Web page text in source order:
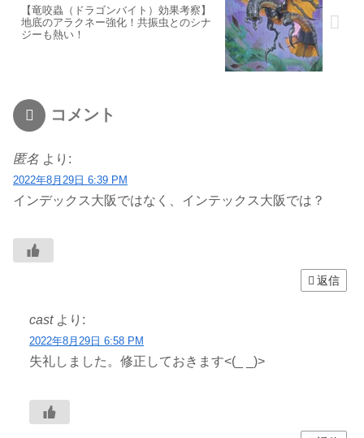
【竜咬蟲（ドラゴンバイト）効果考察】
地底のアラクネー強化！共振虫とのシナ
ジーも熱い！
コメント
匿名 より:
2022年8月29日 6:39 PM
インデックス大阪ではなく、インテックス大阪では？
返信
cast より:
2022年8月29日 6:58 PM
失礼しました。修正しておきます<(_ _)>